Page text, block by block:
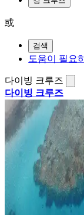
或
검색
도움이 필요
다이빙 크루즈
다이빙 크루즈